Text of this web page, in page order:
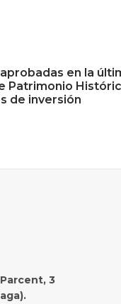
en la
Patrimonio
de inversión
3